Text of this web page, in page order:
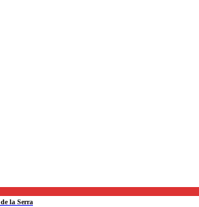
la Serra